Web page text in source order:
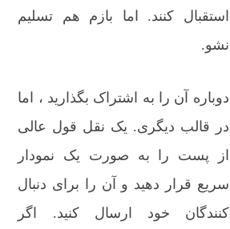
استقبال کنند. اما بازم هم تسلیم
نشو.
دوباره آن را به اشتراک بگذارید ، اما
در قالب دیگری. یک نقل قول عالی
از پست را به صورت یک نمودار
سریع قرار دهید و آن را برای دنبال
کنندگان خود ارسال کنید. اگر